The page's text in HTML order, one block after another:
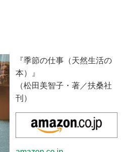
『季節の仕事（天然生活の
本）』
（松田美智子・著／扶桑社
刊）